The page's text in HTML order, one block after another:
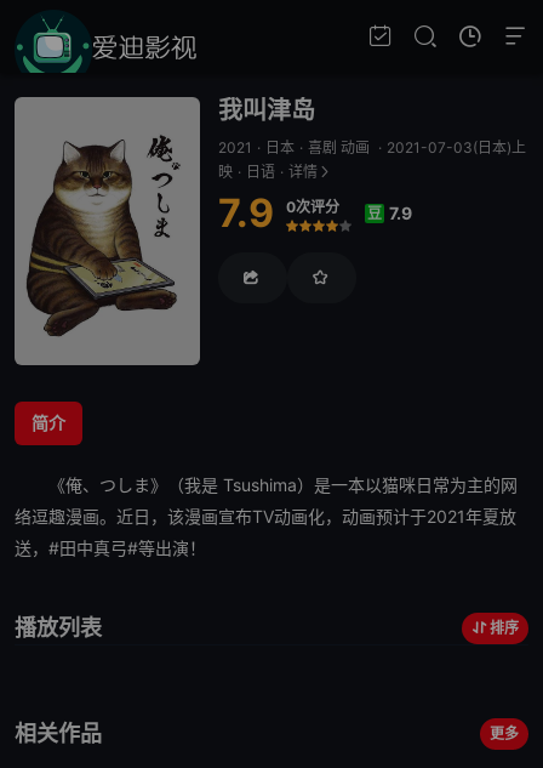
我叫津岛
2021 · 日本 · 喜剧 动画 · 2021-07-03(日本)上
映 · 日语 · 详情
7.9 0次评分
很差
较差
还行推荐力荐
豆 7.9
简介
《俺、つしま》（我是 Tsushima）是一本以猫咪日常为主的网
络逗趣漫画。近日，该漫画宣布TV动画化，动画预计于2021年夏放
送，#田中真弓#等出演！
播放列表 排序
相关作品 更多